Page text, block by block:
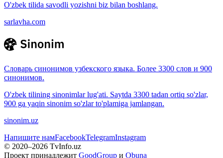
O'zbek tilida savodli yozishni biz bilan boshlang.
sarlavha.com
Словарь синонимов узбекского языка. Более 3300 слов и 900
синонимов.
O'zbek tilining sinonimlar lug'ati. Saytda 3300 tadan ortiq so'zlar,
900 ga yaqin sinonim so'zlar to'plamiga jamlangan.
sinonim.uz
Напишите намFacebookTelegramInstagram
© 2020–2026 TvInfo.uz
Проект принадлежит GoodGroup и Obuna